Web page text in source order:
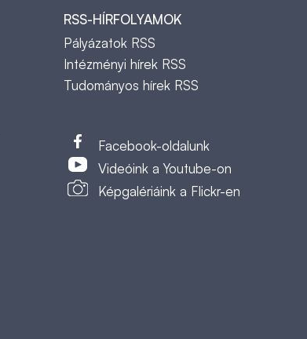
RSS-HÍRFOLYAMOK
Pályázatok RSS
Intézményi hírek RSS
Tudományos hírek RSS
Facebook-oldalunk
Videóink a Youtube-on
Képgalériáink a Flickr-en